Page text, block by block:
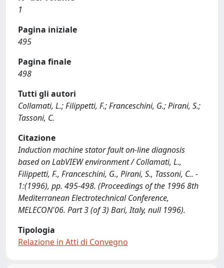
1
Pagina iniziale
495
Pagina finale
498
Tutti gli autori
Collamati, L.; Filippetti, F.; Franceschini, G.; Pirani, S.;
Tassoni, C.
Citazione
Induction machine stator fault on-line diagnosis
based on LabVIEW environment / Collamati, L.,
Filippetti, F., Franceschini, G., Pirani, S., Tassoni, C.. -
1:(1996), pp. 495-498. (Proceedings of the 1996 8th
Mediterranean Electrotechnical Conference,
MELECON'06. Part 3 (of 3) Bari, Italy, null 1996).
Tipologia
Relazione in Atti di Convegno